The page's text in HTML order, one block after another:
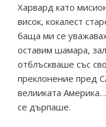
Харвард като
висок, кокалест
баща ми се
оставим шамара,
отблъскваше със
преклонение пред
велииката
се дърпаше.